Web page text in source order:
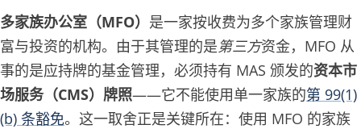
多家族办公室（MFO） 是一家按收费为多个家族管理财
富与投资的机构。由于其管理的是第三方资金，MFO 从
事的是应持牌的基金管理，必须持有 MAS 颁发的资本市
场服务（CMS）牌照——它不能使用单一家族的第 99(1)
(b) 条豁免。这一取舍正是关键所在：使用 MFO 的家族